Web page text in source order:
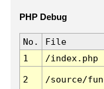
PHP Debug
No. File
1
/index.php
2 /source/